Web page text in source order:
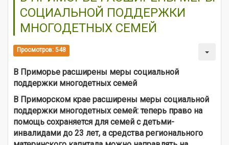
СОЦИАЛЬНОЙ ПОДДЕРЖКИ
МНОГОДЕТНЫХ СЕМЕЙ
Просмотров: 548
В Приморье расширены меры социальной
поддержки многодетных семей
В Приморском крае расширены меры социальной
поддержки многодетных семей: теперь право на
помощь сохраняется для семей с детьми-
инвалидами до 23 лет, а средства регионального